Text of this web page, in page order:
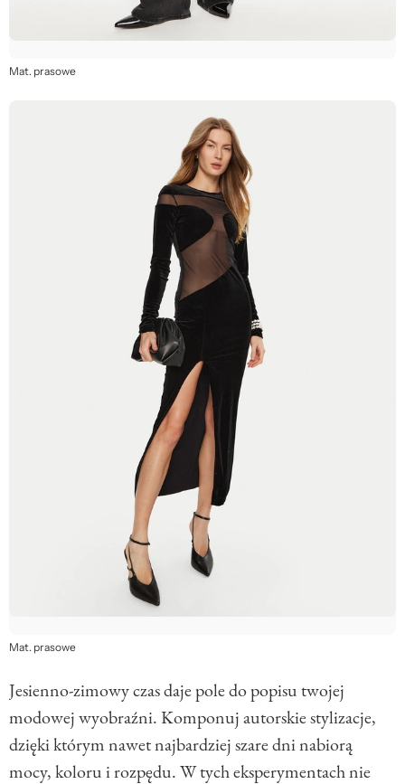
Mat. prasowe
Mat. prasowe
Jesienno-zimowy czas daje pole do popisu twojej
modowej wyobraźni. Komponuj autorskie stylizacje,
dzięki którym nawet najbardziej szare dni nabiorą
mocy, koloru i rozpędu. W tych eksperymentach nie